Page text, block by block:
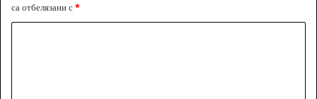
са отбелязани с*